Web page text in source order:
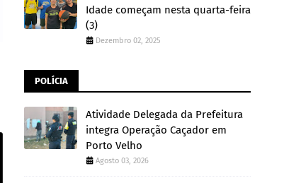
Idade começam nesta quarta-feira
(3)
Dezembro 02, 2025
POLÍCIA
Atividade Delegada da Prefeitura
integra Operação Caçador em
Porto Velho
Agosto 03, 2026